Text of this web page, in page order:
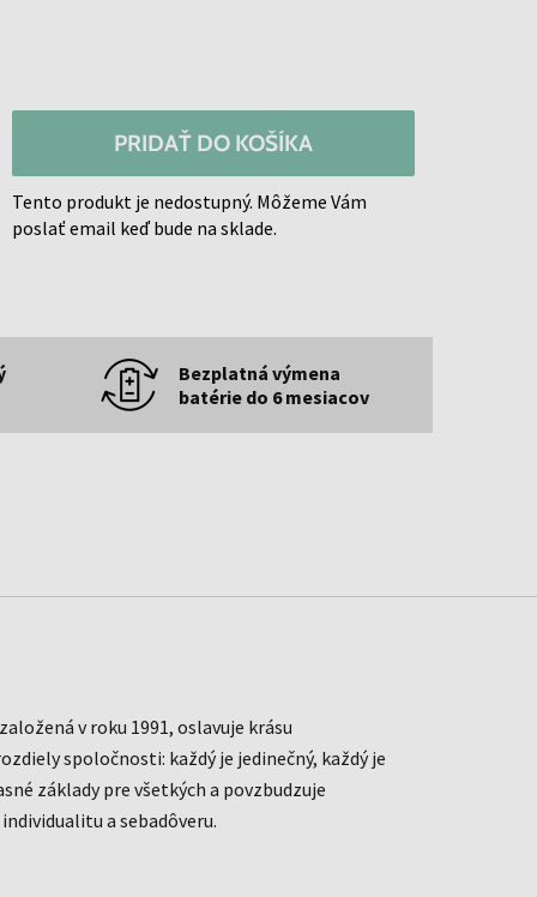
PRIDAŤ DO KOŠÍKA
Tento produkt je nedostupný. Môžeme Vám
poslať email keď bude na sklade.
Bezplatná výmena
batérie do 6 mesiacov
v roku 1991, oslavuje krásu
spoločnosti: každý je jedinečný, každý je
základy pre všetkých a povzbudzuje
a sebadôveru.